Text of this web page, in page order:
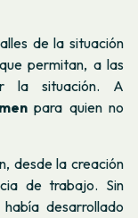
de la situación
permitan, a las
la situación. A
para quien no
desde la creación
de trabajo. Sin
desarrollado